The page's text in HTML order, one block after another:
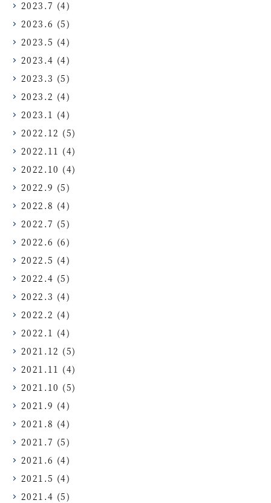
2023.7 (4)
2023.6 (5)
2023.5 (4)
2023.4 (4)
2023.3 (5)
2023.2 (4)
2023.1 (4)
2022.12 (5)
2022.11 (4)
2022.10 (4)
2022.9 (5)
2022.8 (4)
2022.7 (5)
2022.6 (6)
2022.5 (4)
2022.4 (5)
2022.3 (4)
2022.2 (4)
2022.1 (4)
2021.12 (5)
2021.11 (4)
2021.10 (5)
2021.9 (4)
2021.8 (4)
2021.7 (5)
2021.6 (4)
2021.5 (4)
2021.4 (5)